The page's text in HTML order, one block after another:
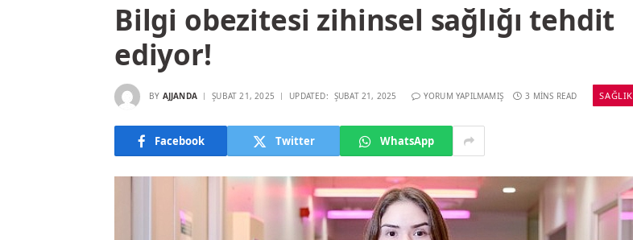
Bilgi obezitesi zihinsel sağlığı tehdit
ediyor!
BY AJJANDA ŞUBAT 21, 2025 UPDATED: ŞUBAT 21, 2025 YORUM YAPILMAMIŞ 3 MINS READ SAĞLIK
Facebook Twitter WhatsApp